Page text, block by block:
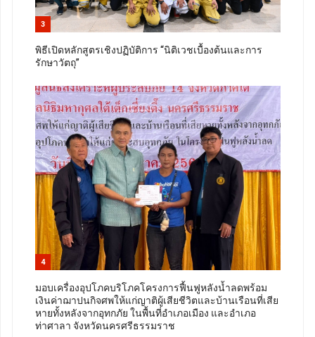
3
พิธีเปิดหลักสูตรเชิงปฏิบัติการ “นิติเวชเบื้องต้นและการ
รักษาวัตถุ”
4
มอบเครื่องอุปโภคบริโภคโครงการฟื้นฟูหลังน้ำลดพร้อม
เงินค่าฌาปนกิจศพให้แก่ญาติผู้เสียชีวิตและบ้านเรือนที่เสีย
หายทั้งหลังจากอุทกภัย ในพื้นที่อำเภอเมือง และอำเภอ
ท่าศาลา จังหวัดนครศรีธรรมราช